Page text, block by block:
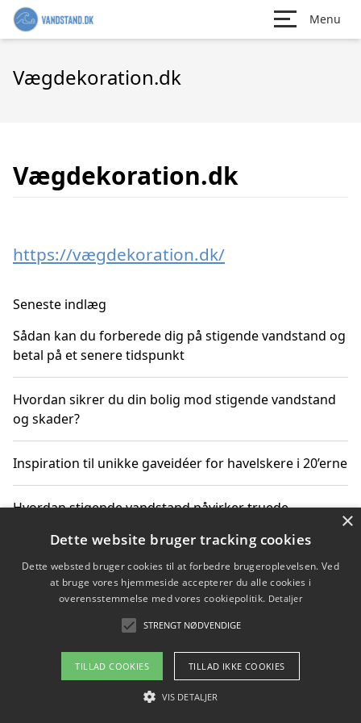
Menu
Vægdekoration.dk
Vægdekoration.dk
https://vægdekoration.dk/
Seneste indlæg
Sådan kan du forberede dig på stigende vandstand og
betal på et senere tidspunkt
Hvordan sikrer du din bolig mod stigende vandstand
og skader?
Inspiration til unikke gaveidéer for havelskere i 20’erne
Hvordan stigende vandstand påvirker truede
Sådan vælger du de bedste vandrerygsække til
vandreture i Danmark
Copyright 2026 - Pilanto Aps
Om / kontakt
×
Dette website bruger tracking cookies
Dette websted bruger cookies til at forbedre brugeroplevelsen. Ved
at bruge vores hjemmeside accepterer du alle cookies i
overensstemmelse med vores cookiepolitik. Detaljer
STRENGT NØDVENDIGE
TILLAD COOKIES TILLAD IKKE COOKIES
VIS DETALJER